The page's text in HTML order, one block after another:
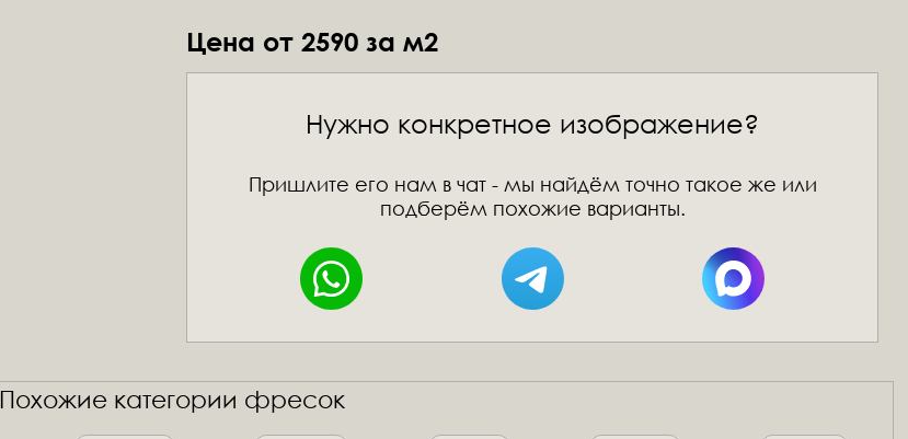
Цена от 2590 за м2
Нужно конкретное изображение?
Пришлите его нам в чат - мы найдём точно такое же или
подберём похожие варианты.
Похожие категории фресок